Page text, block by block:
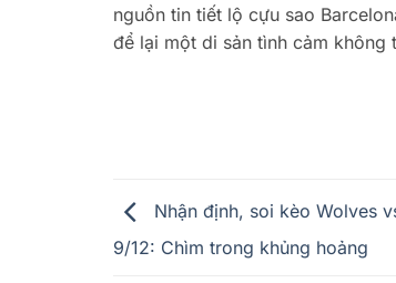
nguồn tin tiết lộ cựu sao
để lại một di sản tình cảm không
Nhận định, soi kèo Wolves
9/12: Chìm trong khủng hoảng